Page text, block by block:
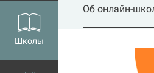
Школы
Об онлайн-